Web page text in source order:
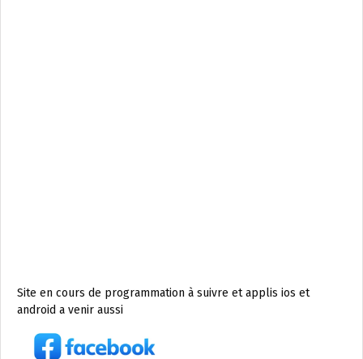
Site en cours de programmation à suivre et applis ios et
android a venir aussi